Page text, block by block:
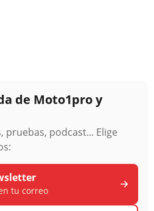
de Moto1pro y
pruebas, podcast... Elige
tu correo